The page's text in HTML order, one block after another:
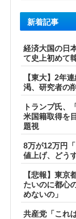
新着記事
経済大国の日
て史上初めて
【東大】2年
渇、研究者の
トランプ氏、
米国籍取得を
題視
8万が12万円
値上げ、どう
【悲報】東京
たいのに都心
めないの」
共産党「これ